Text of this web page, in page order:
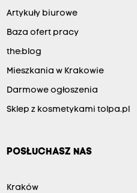
Artykuły biurowe
Baza ofert pracy
the:blog
Mieszkania w Krakowie
Darmowe ogłoszenia
Sklep z kosmetykami tolpa.pl
POSŁUCHASZ NAS
Kraków